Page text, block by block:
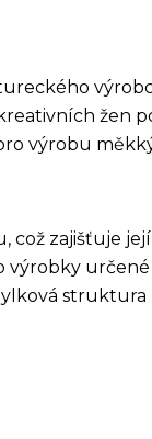
žen
výrobu
což zajišťuje